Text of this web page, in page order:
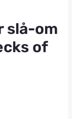
slå-om
of